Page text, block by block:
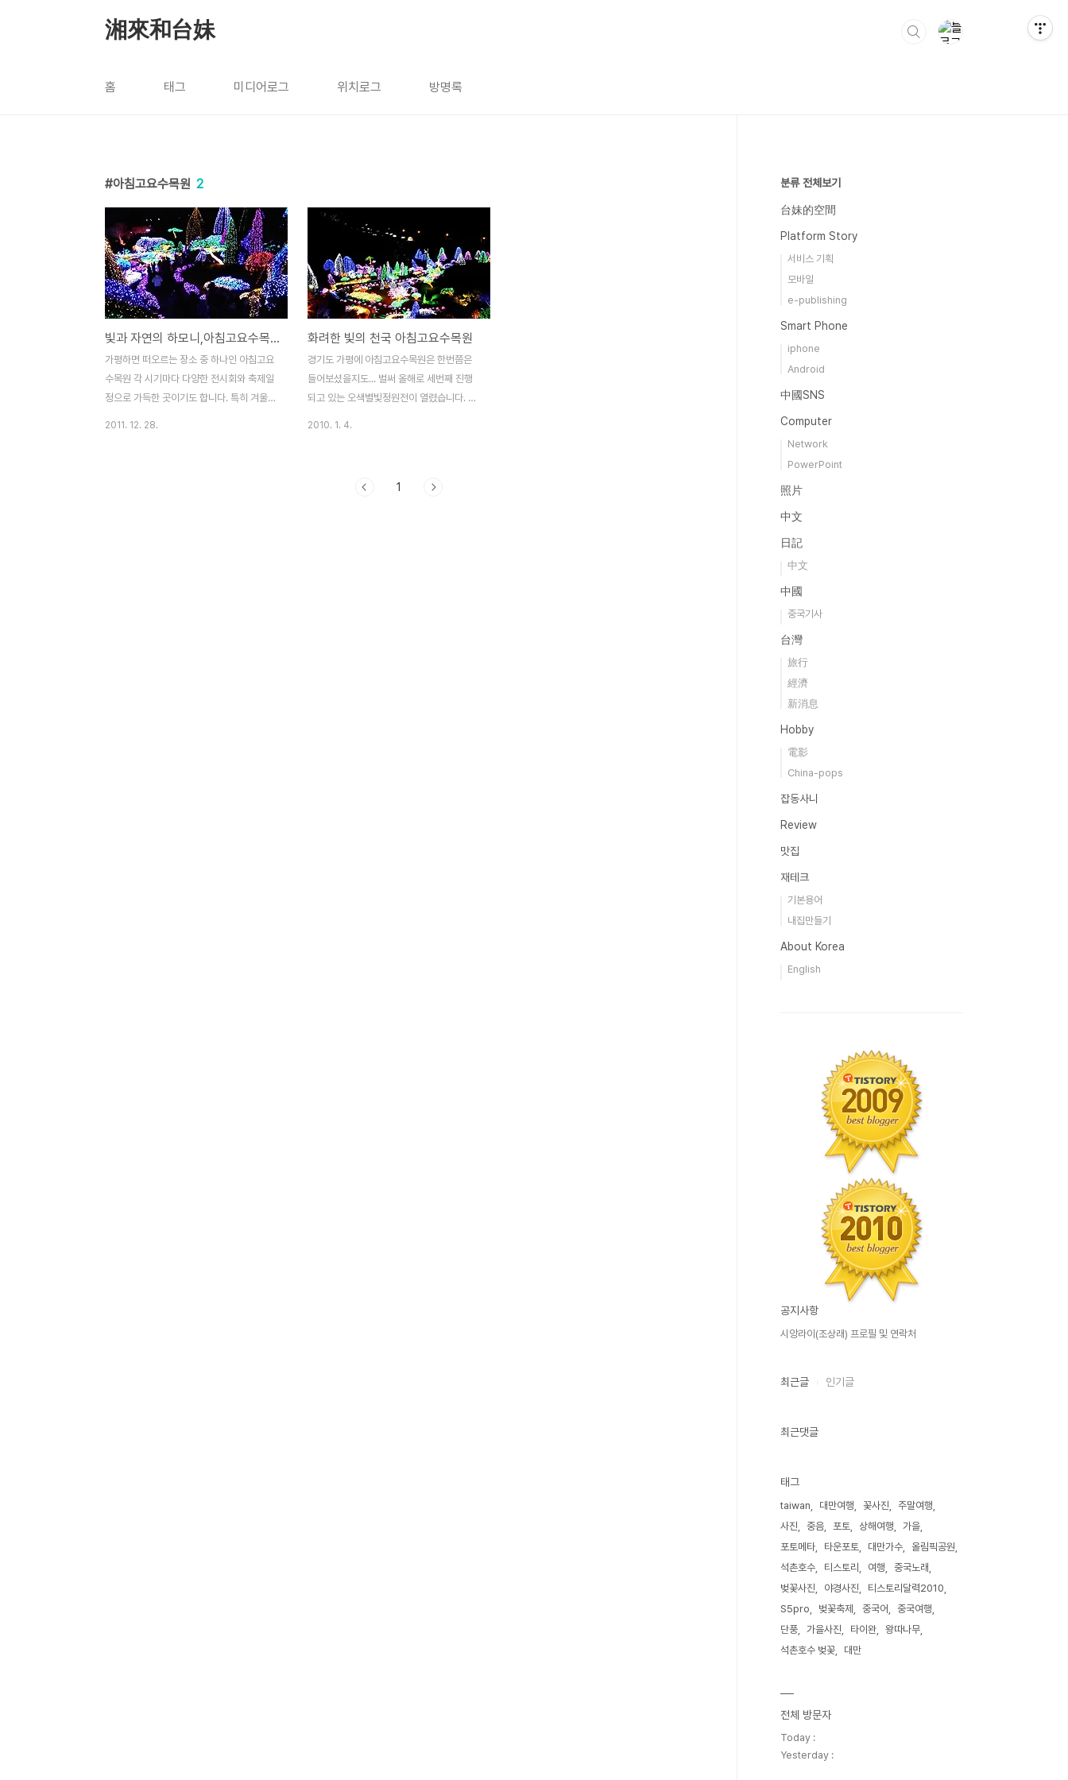
湘來和台妹
홈 태그 미디어로그 위치로그 방명록
아침고요수목원 2
빛과 자연의 하모니,아침고요수목원-오색별빛정원전
가평하면 떠오르는 장소 중 하나인 아침고요
수목원 각 시기마다 다양한 전시회와 축제일
정으로 가득한 곳이기도 합니다. 특히 겨울에
2011. 12. 28.
화려한 빛의 천국 아침고요수목원
경기도 가평에 아침고요수목원은 한번쯤은
들어보셨을지도... 벌써 올해로 세번째 진행
되고 있는 오색별빛정원전이 열렸습니다. 낮
니다. 각양 각색으로 꾸며진 별꽃 정원 도심
2010. 1. 4.
1
분류 전체보기
台妹的空間
Platform Story
서비스 기획
모바일
e-publishing
Smart Phone
iphone
Android
中國SNS
Computer
Network
PowerPoint
照片
中文
日記
中文
中國
중국기사
台灣
旅行
經濟
新消息
Hobby
電影
China-pops
잡동사니
Review
맛집
재테크
기본용어
내집만들기
About Korea
English
공지사항
시앙라이(조상래) 프로필 및 연락처
최근글 인기글
최근댓글
태그
taiwan 대만여행 꽃사진
주말여행
사진
중음 포토 상해여행
가을
포토메타
타운포토 대만가수
올림픽공원
석촌호수
티스토리 여행
중국노래
벚꽃사진
야경사진
티스토리달력2010
S5pro
벚꽃축제 중국어
중국여행
단풍
가을사진 타이완
왕따나무
석촌호수 벚꽃
대만
전체 방문자
Today :
Yesterday :